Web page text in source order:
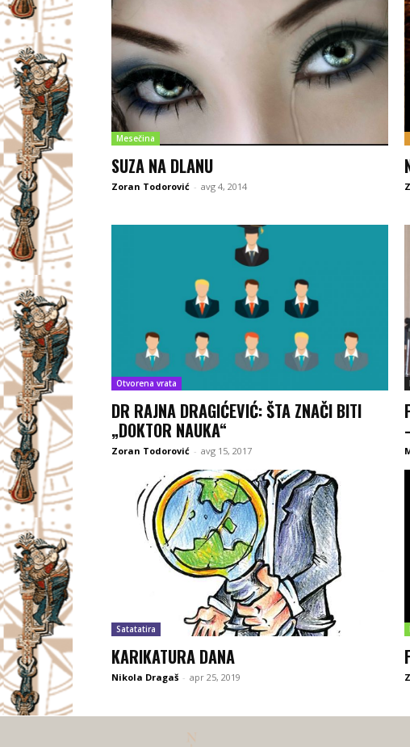
Mesečina
SUZA NA DLANU
Zoran Todorović - avg 4, 2014
Otvorena vrata
DR RAJNA DRAGIĆEVIĆ: ŠTA ZNAČI BITI
„DOKTOR NAUKA“
Zoran Todorović - avg 15, 2017
Satatatira
KARIKATURA DANA
Nikola Dragaš - apr 25, 2019